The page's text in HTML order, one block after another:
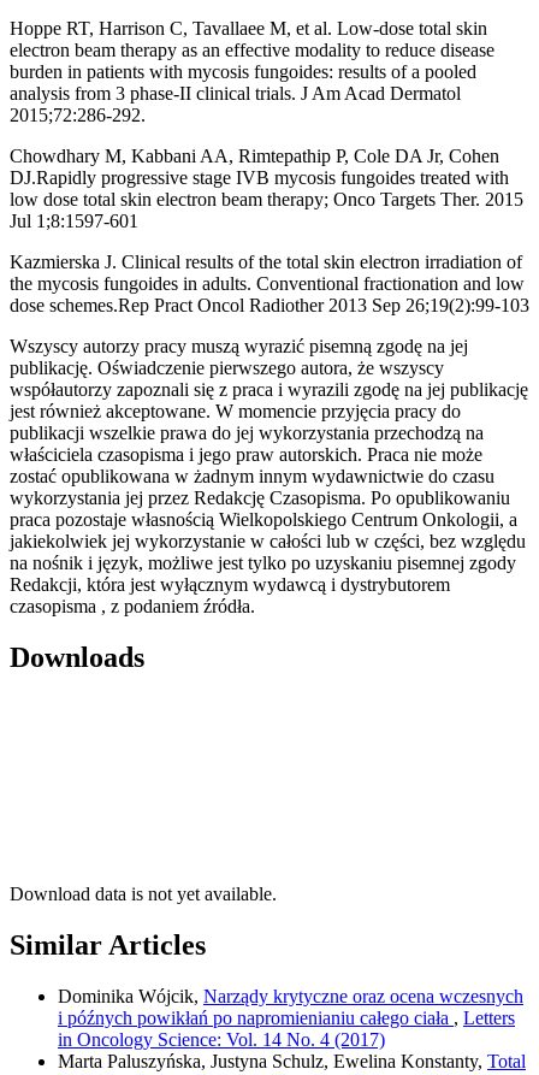
Hoppe RT, Harrison C, Tavallaee M, et al. Low-dose total skin
electron beam therapy as an effective modality to reduce disease
burden in patients with mycosis fungoides: results of a pooled
analysis from 3 phase-II clinical trials. J Am Acad Dermatol
2015;72:286-292.
Chowdhary M, Kabbani AA, Rimtepathip P, Cole DA Jr, Cohen
DJ.Rapidly progressive stage IVB mycosis fungoides treated with
low dose total skin electron beam therapy; Onco Targets Ther. 2015
Jul 1;8:1597-601
Kazmierska J. Clinical results of the total skin electron irradiation of
the mycosis fungoides in adults. Conventional fractionation and low
dose schemes.Rep Pract Oncol Radiother 2013 Sep 26;19(2):99-103
Wszyscy autorzy pracy muszą wyrazić pisemną zgodę na jej
publikację. Oświadczenie pierwszego autora, że wszyscy
współautorzy zapoznali się z praca i wyrazili zgodę na jej publikację
jest również akceptowane. W momencie przyjęcia pracy do
publikacji wszelkie prawa do jej wykorzystania przechodzą na
właściciela czasopisma i jego praw autorskich. Praca nie może
zostać opublikowana w żadnym innym wydawnictwie do czasu
wykorzystania jej przez Redakcję Czasopisma. Po opublikowaniu
praca pozostaje własnością Wielkopolskiego Centrum Onkologii, a
jakiekolwiek jej wykorzystanie w całości lub w części, bez względu
na nośnik i język, możliwe jest tylko po uzyskaniu pisemnej zgody
Redakcji, która jest wyłącznym wydawcą i dystrybutorem
czasopisma , z podaniem źródła.
Downloads
Download data is not yet available.
Similar Articles
Dominika Wójcik, Narządy krytyczne oraz ocena wczesnych
i późnych powikłań po napromienianiu całego ciała , Letters
in Oncology Science: Vol. 14 No. 4 (2017)
Marta Paluszyńska, Justyna Schulz, Ewelina Konstanty, Total